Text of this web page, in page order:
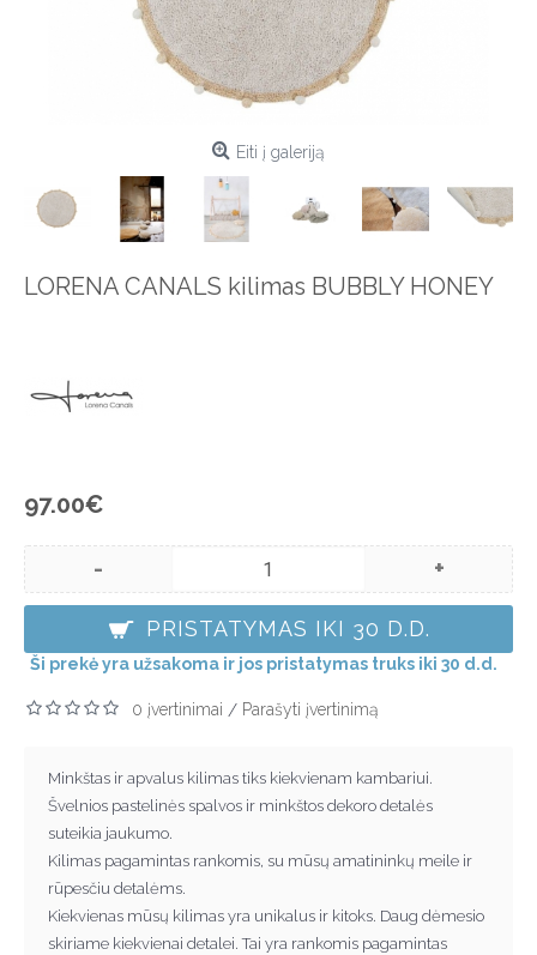
Eiti į galeriją
LORENA CANALS kilimas BUBBLY HONEY
97.00€
- +
PRISTATYMAS IKI 30 D.D.
Ši prekė yra užsakoma ir jos pristatymas truks iki 30 d.d.
0 įvertinimai / Parašyti įvertinimą
Minkštas ir apvalus kilimas tiks kiekvienam kambariui.
Švelnios pastelinės spalvos ir minkštos dekoro detalės
suteikia jaukumo.
Kilimas pagamintas rankomis, su mūsų amatininkų meile ir
rūpesčiu detalėms.
Kiekvienas mūsų kilimas yra unikalus ir kitoks. Daug dėmesio
skiriame kiekvienai detalei. Tai yra rankomis pagamintas